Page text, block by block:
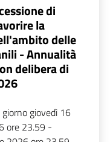
di
la
delle
- Annualità
delibera di
giovedì 16
ore 23.59 -